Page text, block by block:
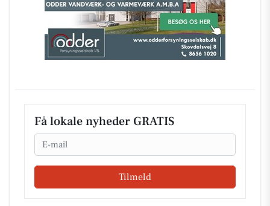
Få lokale nyheder GRATIS
Email
Tilmeld